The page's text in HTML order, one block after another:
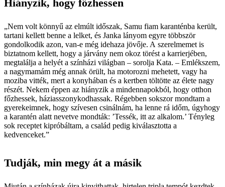
Hiányzik, hogy főzhessen
„Nem volt könnyű az elmúlt időszak, Samu fiam karanténba került,
tartani kellett benne a lelket, és Janka lányom egyre többször
gondolkodik azon, van-e még idehaza jövője. A szerelmemet is
biztatnom kellett, hogy a járvány nem okoz törést a karrierjében,
megtalálja a helyét a színházi világban – sorolja Kata. – Emlékszem,
a nagymamám még annak örült, ha motorozni mehetett, vagy ha
moziba vitték, mert a konyhában és a kertben töltötte az élete nagy
részét. Nekem éppen az hiányzik a mindennapokból, hogy otthon
főzhessek, háziasszonykodhassak. Régebben sokszor mondtam a
gyerekeimnek, hogy szívesen csinálnám, ha lenne rá időm, úgyhogy
a karantén alatt nevetve mondták: ’Tessék, itt az alkalom.’ Tényleg
sok receptet kipróbáltam, a család pedig kiválasztotta a
kedvenceket.”
Tudják, min megy át a másik